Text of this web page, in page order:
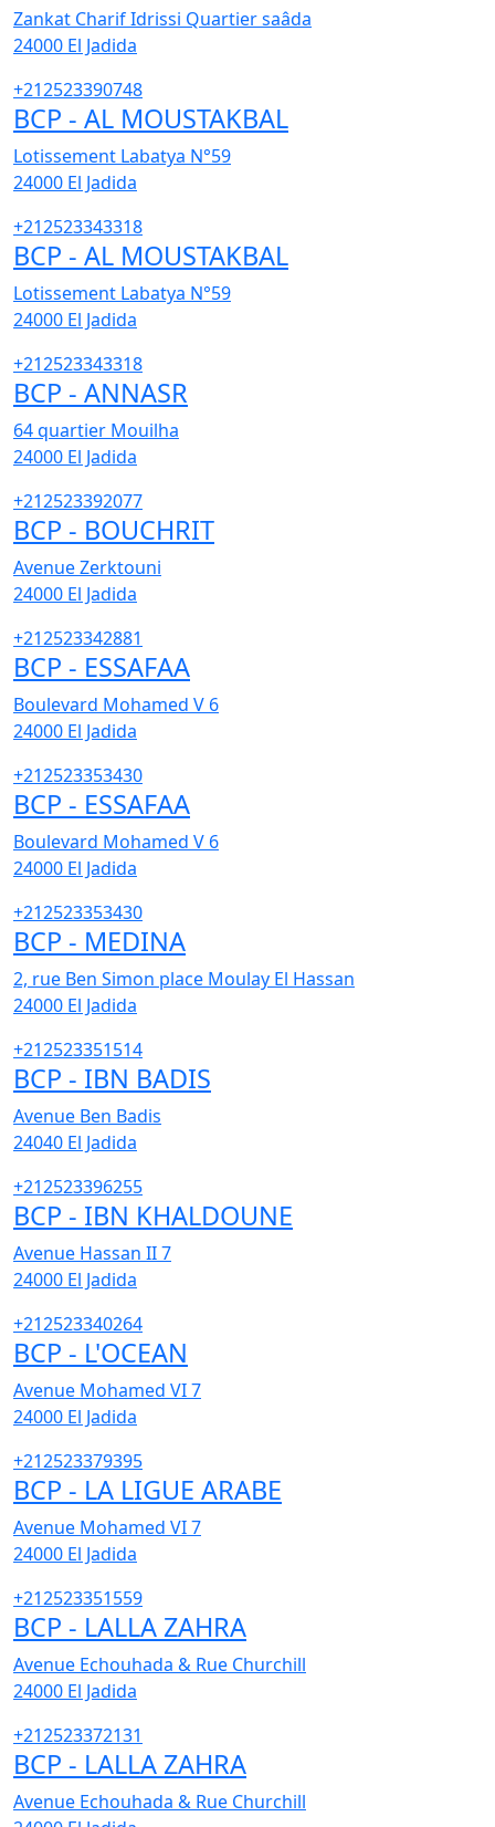
Zankat Charif Idrissi Quartier saâda
24000 El Jadida
+212523390748
BCP - AL MOUSTAKBAL
Lotissement Labatya N°59
24000 El Jadida
+212523343318
BCP - AL MOUSTAKBAL
Lotissement Labatya N°59
24000 El Jadida
+212523343318
BCP - ANNASR
64 quartier Mouilha
24000 El Jadida
+212523392077
BCP - BOUCHRIT
Avenue Zerktouni
24000 El Jadida
+212523342881
BCP - ESSAFAA
Boulevard Mohamed V 6
24000 El Jadida
+212523353430
BCP - ESSAFAA
Boulevard Mohamed V 6
24000 El Jadida
+212523353430
BCP - MEDINA
2, rue Ben Simon place Moulay El Hassan
24000 El Jadida
+212523351514
BCP - IBN BADIS
Avenue Ben Badis
24040 El Jadida
+212523396255
BCP - IBN KHALDOUNE
Avenue Hassan II 7
24000 El Jadida
+212523340264
BCP - L'OCEAN
Avenue Mohamed VI 7
24000 El Jadida
+212523379395
BCP - LA LIGUE ARABE
Avenue Mohamed VI 7
24000 El Jadida
+212523351559
BCP - LALLA ZAHRA
Avenue Echouhada & Rue Churchill
24000 El Jadida
+212523372131
BCP - LALLA ZAHRA
Avenue Echouhada & Rue Churchill